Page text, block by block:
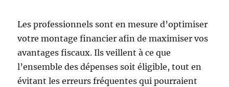
Les professionnels sont en mesure d’optimiser
votre montage financier afin de maximiser vos
avantages fiscaux. Ils veillent à ce que
l’ensemble des dépenses soit éligible, tout en
évitant les erreurs fréquentes qui pourraient